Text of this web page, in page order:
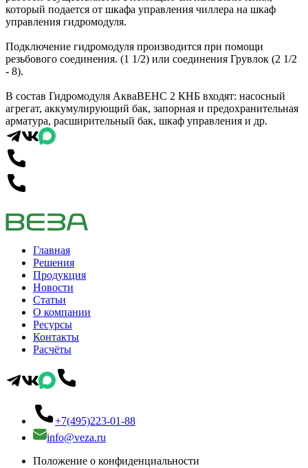
который подается от шкафа управления чиллера на шкаф
управления гидромодуля.
Подключение гидромодуля производится при помощи
резьбового соединения. (1 1/2) или соединения Грувлок (2 1/2
- 8).
В состав Гидромодуля АкваВЕНС 2 КНБ входят: насосный
агрегат, аккумулирующий бак, запорная и предохранительная
арматура, расширительный бак, шкаф управления и др.
Главная
Решения
Продукция
Новости
Статьи
О компании
Ресурсы
Контакты
Расчёты
+7(495)223-01-88
info@veza.ru
Положение о конфиденциальности